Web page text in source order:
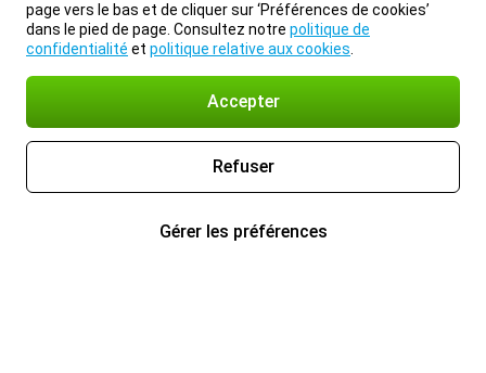
page vers le bas et de cliquer sur ‘Préférences de cookies’
dans le pied de page. Consultez notre politique de
confidentialité et politique relative aux cookies
Accepter
Refuser
Gérer les préférences